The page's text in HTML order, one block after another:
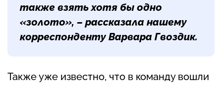
также взять хотя бы одно
«золото», – рассказала нашему
корреспонденту Варвара Гвоздик.
Также уже известно, что в команду вошли